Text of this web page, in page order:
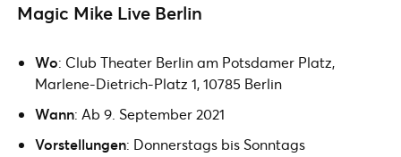
Magic Mike Live Berlin
Wo: Club Theater Berlin am Potsdamer Platz,
Marlene-Dietrich-Platz 1, 10785 Berlin
Wann: Ab 9. September 2021
Vorstellungen: Donnerstags bis Sonntags